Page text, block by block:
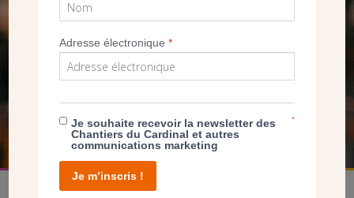
SEUL VOTRE DON
NOUS PERMET D’AGIR
FAIRE UN DON
Adresse électronique*
Je souhaite recevoir la newsletter des
Chantiers du Cardinal et autres
communications marketing
*
Je m’inscris !